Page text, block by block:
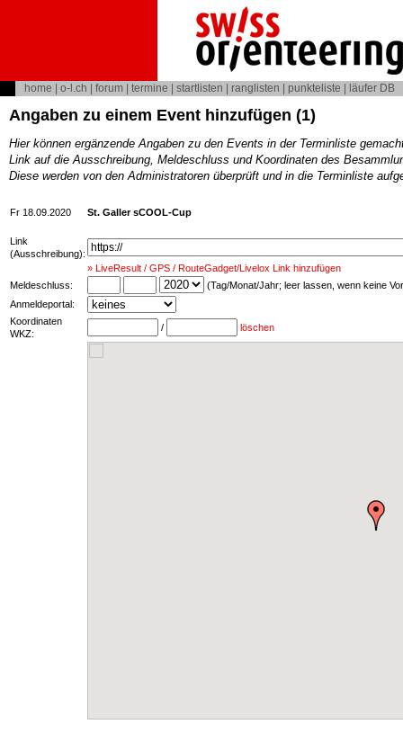
home o-l.ch forum termine startlisten ranglisten punkteliste läufer DB
Angaben zu einem Event hinzufügen (1)
Hier können ergänzende Angaben zu den Events in der Terminliste
Link auf die Ausschreibung, Meldeschluss und Koordinaten des
Diese werden von den Administratoren überprüft und in die Terminliste
Fr 18.09.2020 St. Galler sCOOL-Cup
Link
(Ausschreibung):
» LiveResult / GPS / RouteGadget/Livelox Link hinzufügen
Meldeschluss:
(Tag/Monat/Jahr; leer lassen, wenn keine
Anmeldeportal:
Koordinaten
WKZ:
/ löschen